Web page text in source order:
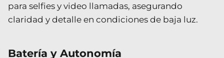
para selfies y video llamadas, asegurando
claridad y detalle en condiciones de baja luz.
Batería y Autonomía